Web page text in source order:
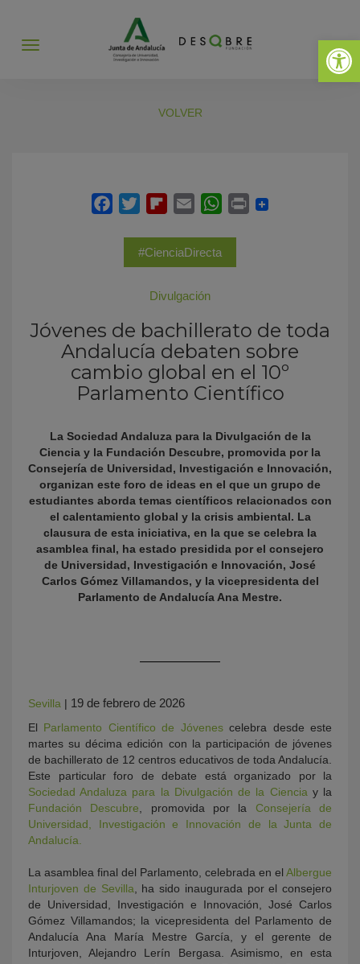
Abrir
Abrir
VOLVER
#CienciaDirecta
Divulgación
Jóvenes de bachillerato de toda
Andalucía debaten sobre
cambio global en el 10º
Parlamento Científico
La Sociedad Andaluza para la Divulgación de la
Ciencia y la Fundación Descubre, promovida por la
Consejería de Universidad, Investigación e Innovación,
organizan este foro de ideas en el que un grupo de
estudiantes aborda temas científicos relacionados con
el calentamiento global y la crisis ambiental. La
clausura de esta iniciativa, en la que se celebra la
asamblea final, ha estado presidida por el consejero
de Universidad, Investigación e Innovación, José
Carlos Gómez Villamandos, y la vicepresidenta del
Parlamento de Andalucía Ana Mestre.
Sevilla | 19 de febrero de 2026
El Parlamento Científico de Jóvenescelebra desde este
martes su décima edición con la participación de jóvenes
de bachillerato de 12 centros educativos de toda Andalucía.
Este particular foro de debate está organizado por la
Sociedad Andaluza para la Divulgación de la Ciencia y la
Fundación Descubre , promovida por la Consejería de
Universidad, Investigación e Innovación de la Junta de
Andalucía.
La asamblea final del Parlamento, celebrada en el Albergue
Inturjoven de Sevilla , ha sido inaugurada por el consejero
de Universidad, Investigación e Innovación, José Carlos
Gómez Villamandos; la vicepresidenta del Parlamento de
Andalucía Ana María Mestre García, y el gerente de
Inturjoven, Alejandro Lerín Bergasa. Asimismo, en esta